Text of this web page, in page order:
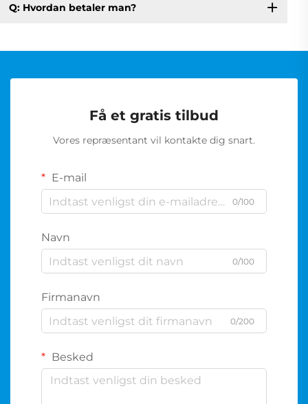
Q: Hvordan betaler man?
Få et gratis tilbud
Vores repræsentant vil kontakte dig snart.
E-mail
0/100
Navn
0/100
Firmanavn
0/200
Besked